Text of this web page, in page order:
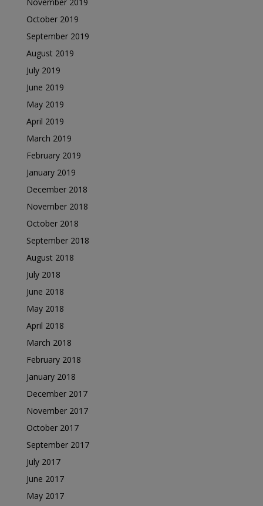
October 2019
September 2019
August 2019
July 2019
June 2019
May 2019
April 2019
March 2019
February 2019
January 2019
December 2018
November 2018
October 2018
September 2018
August 2018
July 2018
June 2018
May 2018
April 2018
March 2018
February 2018
January 2018
December 2017
November 2017
October 2017
September 2017
July 2017
June 2017
May 2017